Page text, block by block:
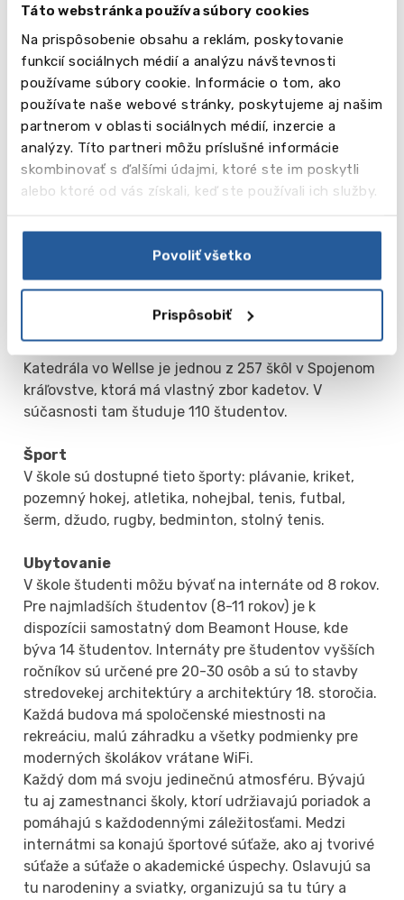
Táto webstránka používa súbory cookies
Na prispôsobenie obsahu a reklám, poskytovanie
funkcií sociálnych médií a analýzu návštevnosti
používame súbory cookie. Informácie o tom, ako
používate naše webové stránky, poskytujeme aj našim
partnerom v oblasti sociálnych médií, inzercie a
analýzy. Títo partneri môžu príslušné informácie
skombinovať s ďalšími údajmi, ktoré ste im poskytli
alebo ktoré od vás získali, keď ste používali ich služby.
Povoliť všetko
Prispôsobiť
fotografiu a grafický dizajn. Práce žiakov sa
pravidelne objavujú na výstavách mimo školy. Pre
milovníkov tanca má škola k dispozícii kluby
moderného tanca, ako aj baletné štúdio. Milovníci
divadla účinkujú v školských predstaveniach,
zúčastňujú sa divadelných krúžkov a
Shakespearovských slávností. Stredoškoláci
každoročne inscenujú na škole svetoznámy muzikál.
Bigny Cup, je divadelná súťaž, ktorá sa koná počas
matematická skupina, knižný klub, historický spolok,
francúzsky debatný klub, ekonomický spolok, klub
Edinburghu, sekcia orientačného behu a mnohé
ďalšie.
Katedrála vo Wellse je jednou z 257 škôl v Spojenom
kráľovstve, ktorá má vlastný zbor kadetov. V
súčasnosti tam študuje 110 študentov.
Šport
V škole sú dostupné tieto športy: plávanie, kriket,
pozemný hokej, atletika, nohejbal, tenis, futbal,
šerm, džudo, rugby, bedminton, stolný tenis.
Ubytovanie
V škole študenti môžu bývať na internáte od 8 rokov.
Pre najmladších študentov (8-11 rokov) je k
dispozícii samostatný dom Beamont House, kde
býva 14 študentov. Internáty pre študentov vyšších
ročníkov sú určené pre 20-30 osôb a sú to stavby
stredovekej architektúry a architektúry 18. storočia.
Každá budova má spoločenské miestnosti na
rekreáciu, malú záhradku a všetky podmienky pre
moderných školákov vrátane WiFi.
Každý dom má svoju jedinečnú atmosféru. Bývajú
tu aj zamestnanci školy, ktorí udržiavajú poriadok a
pomáhajú s každodennými záležitosťami. Medzi
internátmi sa konajú športové súťaže, ako aj tvorivé
súťaže a súťaže o akademické úspechy. Oslavujú sa
tu narodeniny a sviatky, organizujú sa tu túry a